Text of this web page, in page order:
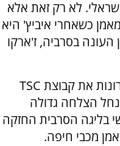
לא רק זאת אלא
כשאחרי איביץ' היא
בסרביה, ז'ארקו
הסרבי אימן בשלוש השנים האחרונות את קבוצת TSC
הצלחה גדולה
בליגה הסרבית החזקה
מכבי חיפה.